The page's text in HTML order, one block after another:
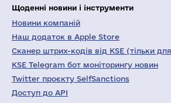
Щоденні новини і інструменти
Новини компаній
Наш додаток в Apple Store
Сканер штрих-кодів від KSE (тільки
KSE Telegram бот моніторингу новин
Twitter проєкту SelfSanctions
Доступ до API